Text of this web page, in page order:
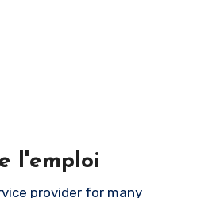
l'emploi